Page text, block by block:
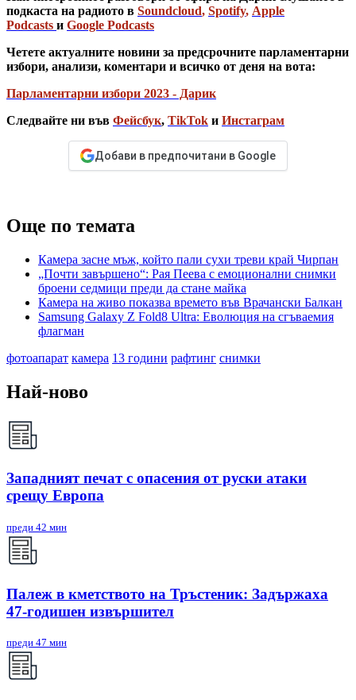
подкаста на радиото в Soundcloud, Spotify, Apple
Podcasts и Google Podcasts
Четете актуалните новини за предсрочните парламентарни
избори, анализи, коментари и всичко от деня на вота:
Парламентарни избори 2023 - Дарик
Следвайте ни във Фейсбук, TikTok и Инстаграм
Добави в предпочитани в Google
Още по темата
Камера засне мъж, който пали сухи треви край Чирпан
„Почти завършено“: Рая Пеева с емоционални снимки
броени седмици преди да стане майка
Камера на живо показва времето във Врачански Балкан
Samsung Galaxy Z Fold8 Ultra: Еволюция на сгъваемия
флагман
фотоапарат камера 13 години рафтинг снимки
Най-ново
Западният печат с опасения от руски атаки
срещу Европа
преди 42 мин
Палеж в кметството на Тръстеник: Задържаха
47-годишен извършител
преди 47 мин